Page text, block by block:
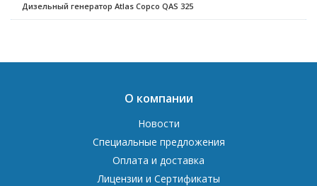
Дизельный генератор Atlas Copco QAS 325
О компании
Новости
Специальные предложения
Оплата и доставка
Лицензии и Сертификаты